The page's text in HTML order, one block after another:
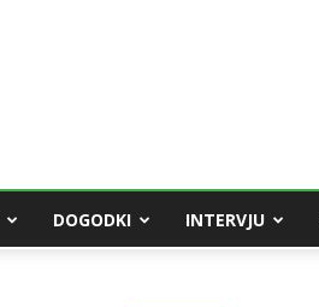
DOGODKI INTERVJU